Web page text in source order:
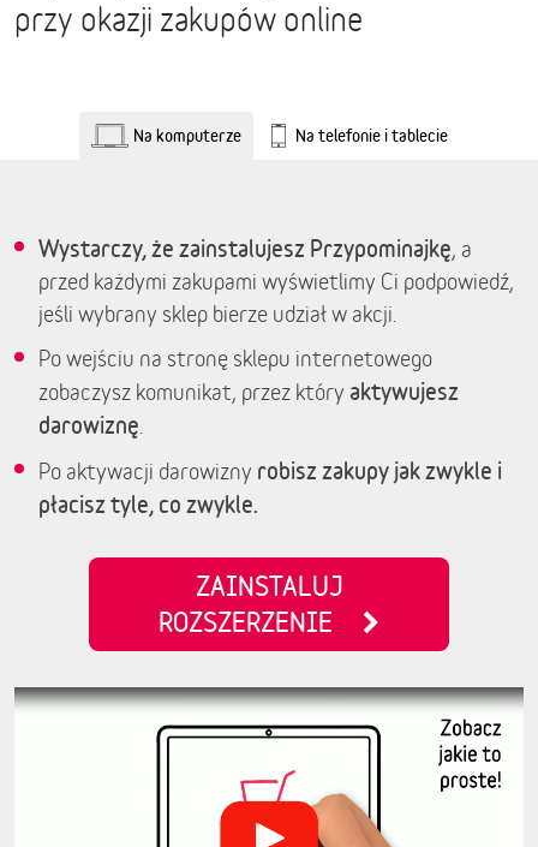
przy okazji zakupów online
Na komputerze Na telefonie i tablecie
Wystarczy, że zainstalujesz Przypominajkę, a
przed każdymi zakupami wyświetlimy Ci podpowiedź,
jeśli wybrany sklep bierze udział w akcji.
Po wejściu na stronę sklepu internetowego
zobaczysz komunikat, przez który aktywujesz
darowiznę
Po aktywacji darowizny robisz zakupy jak zwykle i
płacisz tyle, co zwykle.
ZAINSTALUJ
ROZSZERZENIE